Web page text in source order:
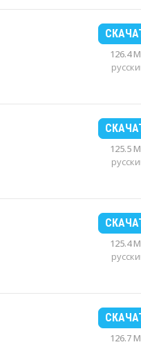
126.4
125.5
125.4
126.7